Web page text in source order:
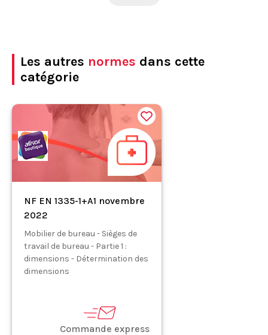
Les autres normes dans cette
catégorie
NF EN 1335-1+A1 novembre
2022
Mobilier de bureau - Sièges de
travail de bureau - Partie 1 :
dimensions - Détermination des
dimensions
Commande express